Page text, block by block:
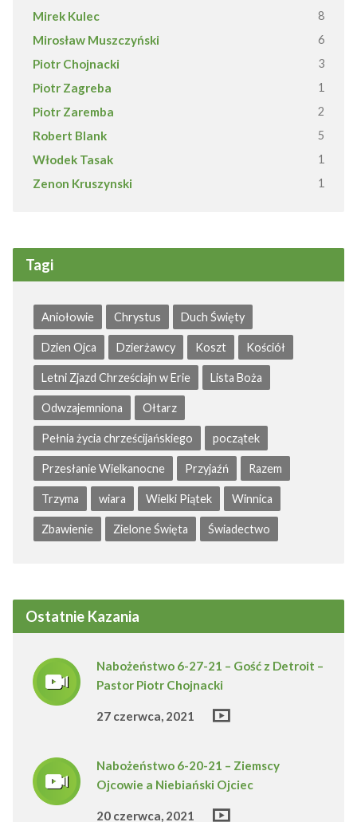
Mirek Kulec 8
Mirosław Muszczyński 6
Piotr Chojnacki 3
Piotr Zagreba 1
Piotr Zaremba 2
Robert Blank 5
Włodek Tasak 1
Zenon Kruszynski 1
Tagi
Aniołowie Chrystus Duch Święty
Dzien Ojca Dzierżawcy Koszt Kościół
Letni Zjazd Chrześciajn w Erie Lista Boża
Odwzajemniona Ołtarz
Pełnia życia chrześcijańskiego początek
Przesłanie Wielkanocne Przyjaźń Razem
Trzyma wiara Wielki Piątek Winnica
Zbawienie Zielone Święta Świadectwo
Ostatnie Kazania
Nabożeństwo 6-27-21 – Gość z Detroit –
Pastor Piotr Chojnacki
27 czerwca, 2021
Nabożeństwo 6-20-21 – Ziemscy
Ojcowie a Niebiański Ojciec
20 czerwca, 2021